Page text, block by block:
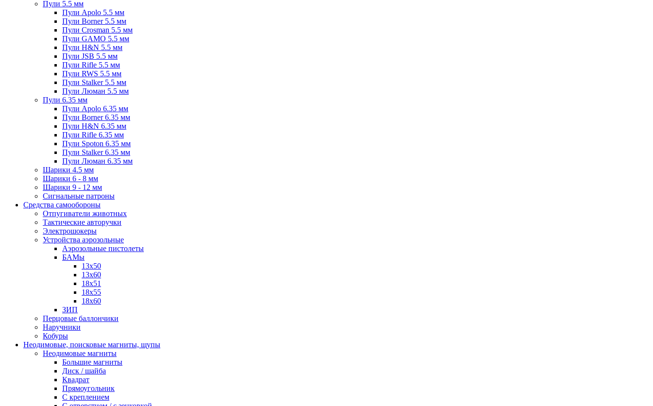
Пули 5.5 мм
Пули Apolo 5.5 мм
Пули Borner 5.5 мм
Пули Crosman 5.5 мм
Пули GAMO 5.5 мм
Пули H&N 5.5 мм
Пули JSB 5.5 мм
Пули Rifle 5.5 мм
Пули RWS 5.5 мм
Пули Stalker 5.5 мм
Пули Люман 5.5 мм
Пули 6.35 мм
Пули Apolo 6.35 мм
Пули Borner 6.35 мм
Пули H&N 6.35 мм
Пули Rifle 6.35 мм
Пули Spoton 6.35 мм
Пули Stalker 6.35 мм
Пули Люман 6.35 мм
Шарики 4.5 мм
Шарики 6 - 8 мм
Шарики 9 - 12 мм
Сигнальные патроны
Средства самообороны
Отпугиватели животных
Тактические авторучки
Электрошокеры
Устройства аэрозольные
Аэрозольные пистолеты
БАМы
13х50
13х60
18х51
18х55
18х60
ЗИП
Перцовые баллончики
Наручники
Кобуры
Неодимовые, поисковые магниты, щупы
Неодимовые магниты
Большие магниты
Диск / шайба
Квадрат
Прямоугольник
С креплением